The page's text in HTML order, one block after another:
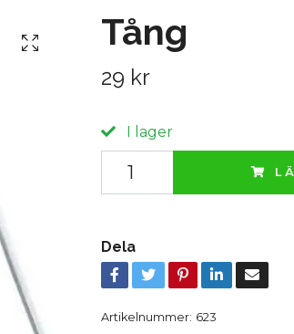
Tång
29 kr
I lager
Dela
Artikelnummer: 623